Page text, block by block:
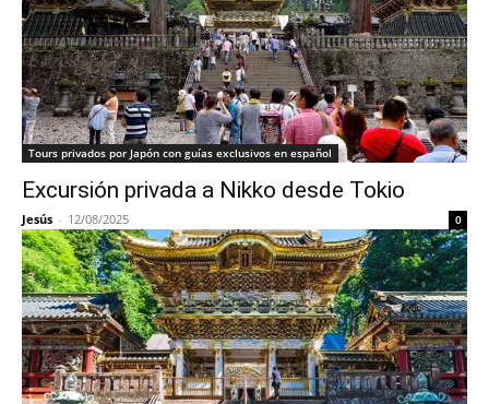
Tours privados por Japón con guías exclusivos en español
Excursión privada a Nikko desde Tokio
Jesús - 12/08/2025 0